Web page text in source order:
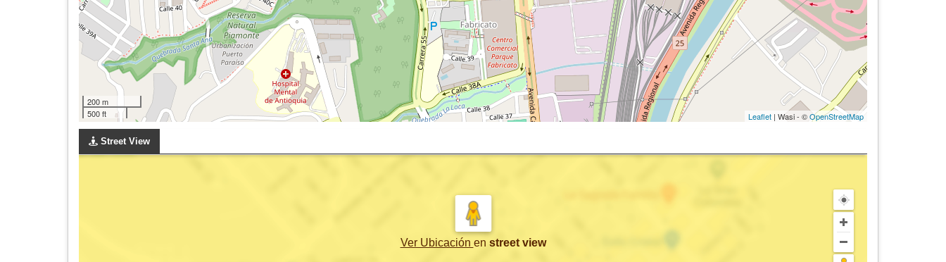
200 m
500 ft
Leaflet | Wasi - ©OpenStreetMap
Street View
Ver Ubicación en street view